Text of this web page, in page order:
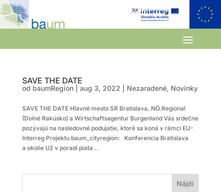
SAVE THE DATE
od baumRegion| aug 3, 2022 Nezaradené, Novinky
SAVE THE DATE Hlavné mesto SR Bratislava, NÖ.Regional
(Dolné Rakúsko) a Wirtschaftsagentur Burgenland Vás srdečne
pozývajú na nasledovné podujatie, ktoré sa koná v rámci EU-
Interreg Projektu baum_cityregion: Konferencia Bratislava
a okolie Už v poradí piata...